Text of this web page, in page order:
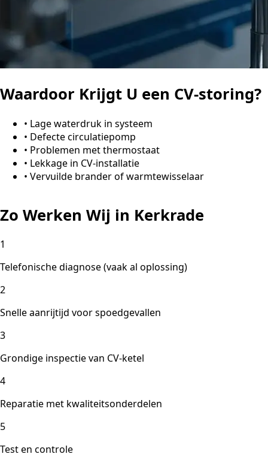
Waardoor Krijgt U een CV-storing?
• Lage waterdruk in systeem
• Defecte circulatiepomp
• Problemen met thermostaat
• Lekkage in CV-installatie
• Vervuilde brander of warmtewisselaar
Zo Werken Wij in Kerkrade
1
Telefonische diagnose (vaak al oplossing)
2
Snelle aanrijtijd voor spoedgevallen
3
Grondige inspectie van CV-ketel
4
Reparatie met kwaliteitsonderdelen
5
Test en controle